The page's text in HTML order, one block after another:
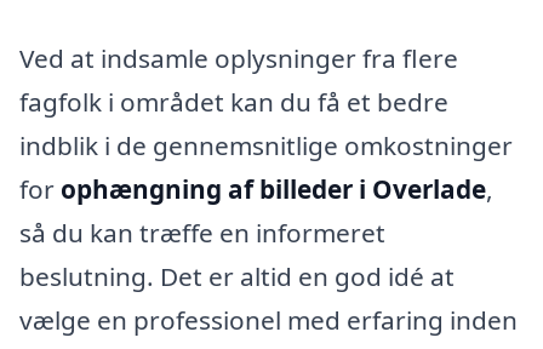
Ved at indsamle oplysninger fra flere
fagfolk i området kan du få et bedre
indblik i de gennemsnitlige omkostninger
for ophængning af billeder i Overlade,
så du kan træffe en informeret
beslutning. Det er altid en god idé at
vælge en professionel med erfaring inden